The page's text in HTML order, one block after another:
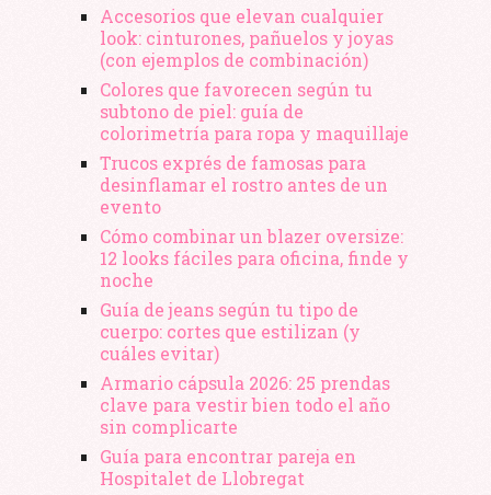
Accesorios que elevan cualquier
look: cinturones, pañuelos y joyas
(con ejemplos de combinación)
Colores que favorecen según tu
subtono de piel: guía de
colorimetría para ropa y maquillaje
Trucos exprés de famosas para
desinflamar el rostro antes de un
evento
Cómo combinar un blazer oversize:
12 looks fáciles para oficina, finde y
noche
Guía de jeans según tu tipo de
cuerpo: cortes que estilizan (y
cuáles evitar)
Armario cápsula 2026: 25 prendas
clave para vestir bien todo el año
sin complicarte
Guía para encontrar pareja en
Hospitalet de Llobregat